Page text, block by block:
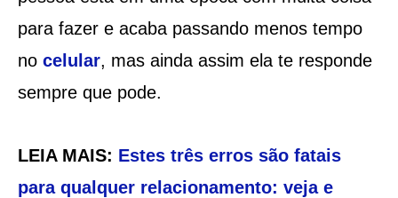
para fazer e acaba passando menos tempo
no celular, mas ainda assim ela te responde
sempre que pode.
LEIA MAIS: Estes três erros são fatais
para qualquer relacionamento: veja e